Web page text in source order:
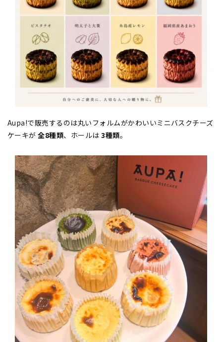
Aupa!で販売するのは丸いフォルムがかわいいミニバスクチーズ
ケーキが全8種類、ホールは3種類。